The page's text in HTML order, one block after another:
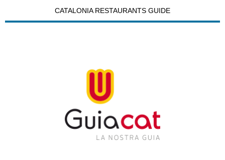
CATALONIA RESTAURANTS GUIDE